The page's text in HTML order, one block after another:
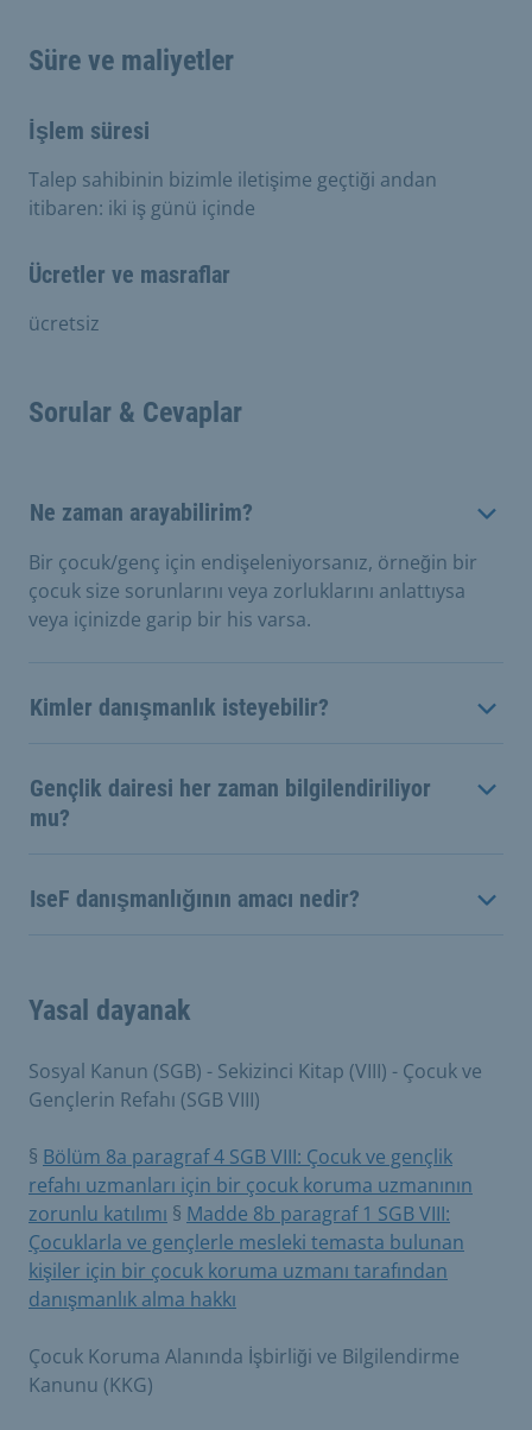
Süre ve maliyetler
İşlem süresi
Talep sahibinin bizimle iletişime geçtiği andan
itibaren: iki iş günü içinde
Ücretler ve masraflar
ücretsiz
Sorular & Cevaplar
Ne zaman arayabilirim?
Bir çocuk/genç için endişeleniyorsanız, örneğin bir
çocuk size sorunlarını veya zorluklarını anlattıysa
veya içinizde garip bir his varsa.
Kimler danışmanlık isteyebilir?
Gençlik dairesi her zaman bilgilendiriliyor
mu?
IseF danışmanlığının amacı nedir?
Yasal dayanak
Sosyal Kanun (SGB) - Sekizinci Kitap (VIII) - Çocuk ve
Gençlerin Refahı (SGB VIII)
§ Bölüm 8a paragraf 4 SGB VIII: Çocuk ve gençlik
refahı uzmanları için bir çocuk koruma uzmanının
zorunlu katılımı § Madde 8b paragraf 1 SGB VIII:
Çocuklarla ve gençlerle mesleki temasta bulunan
kişiler için bir çocuk koruma uzmanı tarafından
danışmanlık alma hakkı
Çocuk Koruma Alanında İşbirliği ve Bilgilendirme
Kanunu (KKG)